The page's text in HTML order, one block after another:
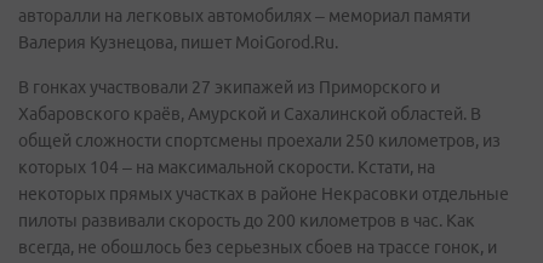
авторалли на легковых автомобилях – мемориал памяти
Валерия Кузнецова, пишет MoiGorod.Ru.
В гонках участвовали 27 экипажей из Приморского и
Хабаровского краёв, Амурской и Сахалинской областей. В
общей сложности спортсмены проехали 250 километров, из
которых 104 – на максимальной скорости. Кстати, на
некоторых прямых участках в районе Некрасовки отдельные
пилоты развивали скорость до 200 километров в час. Как
всегда, не обошлось без серьезных сбоев на трассе гонок, и